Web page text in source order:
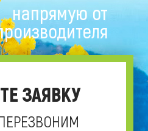
ЗАЯВКУ
напрямую от